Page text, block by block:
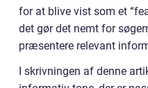
for at blive vist som et
det gør det nemt for
præsentere relevant
I skrivningen af denne